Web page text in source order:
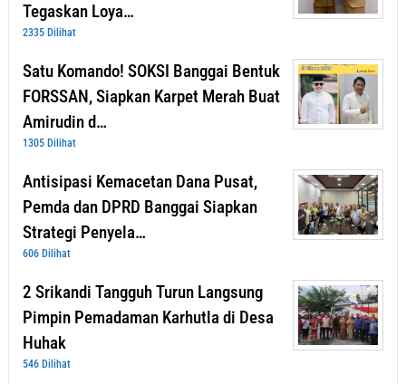
Tegaskan Loya…
2335 Dilihat
Satu Komando! SOKSI Banggai Bentuk
FORSSAN, Siapkan Karpet Merah Buat
Amirudin d…
1305 Dilihat
Antisipasi Kemacetan Dana Pusat,
Pemda dan DPRD Banggai Siapkan
Strategi Penyela…
606 Dilihat
2 Srikandi Tangguh Turun Langsung
Pimpin Pemadaman Karhutla di Desa
Huhak
546 Dilihat